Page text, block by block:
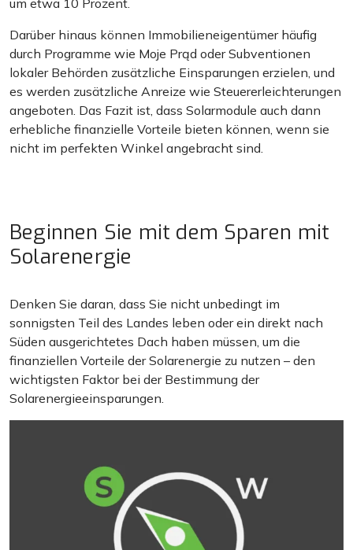
um etwa 10 Prozent.
Darüber hinaus können Immobilieneigentümer häufig
durch Programme wie Moje Prąd oder Subventionen
lokaler Behörden zusätzliche Einsparungen erzielen, und
es werden zusätzliche Anreize wie Steuererleichterungen
angeboten. Das Fazit ist, dass Solarmodule auch dann
erhebliche finanzielle Vorteile bieten können, wenn sie
nicht im perfekten Winkel angebracht sind.
Beginnen Sie mit dem Sparen mit
Solarenergie
Denken Sie daran, dass Sie nicht unbedingt im
sonnigsten Teil des Landes leben oder ein direkt nach
Süden ausgerichtetes Dach haben müssen, um die
finanziellen Vorteile der Solarenergie zu nutzen – den
wichtigsten Faktor bei der Bestimmung der
Solarenergieeinsparungen.